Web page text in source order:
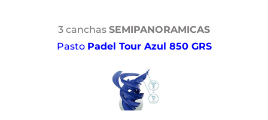
3 canchas SEMIPANORAMICAS
Pasto Padel Tour Azul 850 GRS